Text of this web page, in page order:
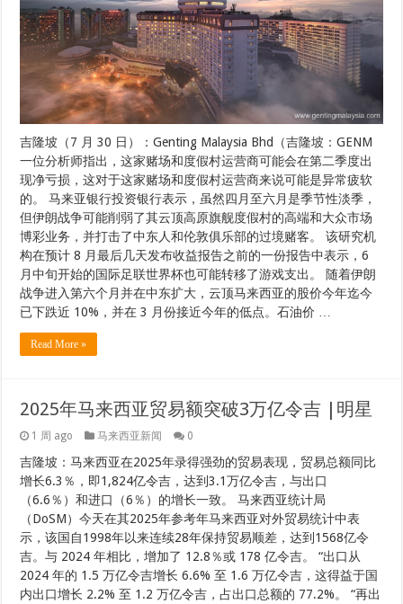
吉隆坡（7 月 30 日）：Genting Malaysia Bhd（吉隆坡：GENM
一位分析师指出，这家赌场和度假村运营商可能会在第二季度出
现净亏损，这对于这家赌场和度假村运营商来说可能是异常疲软
的。 马来亚银行投资银行表示，虽然四月至六月是季节性淡季，
但伊朗战争可能削弱了其云顶高原旗舰度假村的高端和大众市场
博彩业务，并打击了中东人和伦敦俱乐部的过境赌客。 该研究机
构在预计 8 月最后几天发布收益报告之前的一份报告中表示，6
月中旬开始的国际足联世界杯也可能转移了游戏支出。 随着伊朗
战争进入第六个月并在中东扩大，云顶马来西亚的股价今年迄今
已下跌近 10%，并在 3 月份接近今年的低点。石油价 …
Read More »
2025年马来西亚贸易额突破3万亿令吉 |明星
1 周 ago 马来西亚新闻 0
吉隆坡：马来西亚在2025年录得强劲的贸易表现，贸易总额同比
增长6.3％，即1,824亿令吉，达到3.1万亿令吉，与出口
（6.6％）和进口（6％）的增长一致。 马来西亚统计局
（DoSM）今天在其2025年参考年马来西亚对外贸易统计中表
示，该国自1998年以来连续28年保持贸易顺差，达到1568亿令
吉。与 2024 年相比，增加了 12.8％或 178 亿令吉。 “出口从
2024 年的 1.5 万亿令吉增长 6.6% 至 1.6 万亿令吉，这得益于国
内出口增长 2.2% 至 1.2 万亿令吉，占出口总额的 77.2%。 “再出